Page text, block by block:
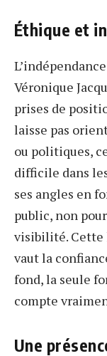
Éthique et
Véronique
prises de
laisse pas
ou politiques,
difficile dans
ses angles en
public, non
visibilité. Cette
vaut la
fond, la seule
compte
Une